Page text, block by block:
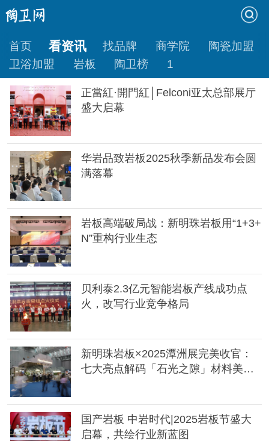
首页 看资讯 找品牌 商学院
陶瓷加盟
卫浴加盟
岩板 陶卫榜 1
正當紅·開門紅│Felconi亚太总部展厅
盛大启幕
华岩品致岩板2025秋季新品发布会圆
满落幕
岩板高端破局战：新明珠岩板用“1+3+
N”重构行业生态
贝利泰2.3亿元智能岩板产线成功点
火，改写行业竞争格局
新明珠岩板×2025潭洲展完美收官：
七大亮点解码「石光之隙」材料美学
国产岩板 中岩时代|2025岩板节盛大
启幕，共绘行业新蓝图